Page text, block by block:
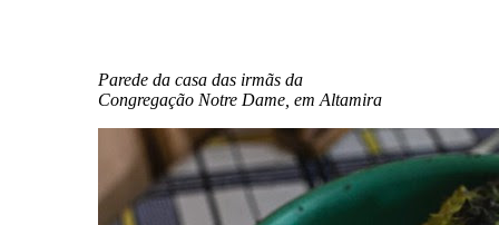
Parede da casa das irmãs da
Congregação Notre Dame, em Altamira